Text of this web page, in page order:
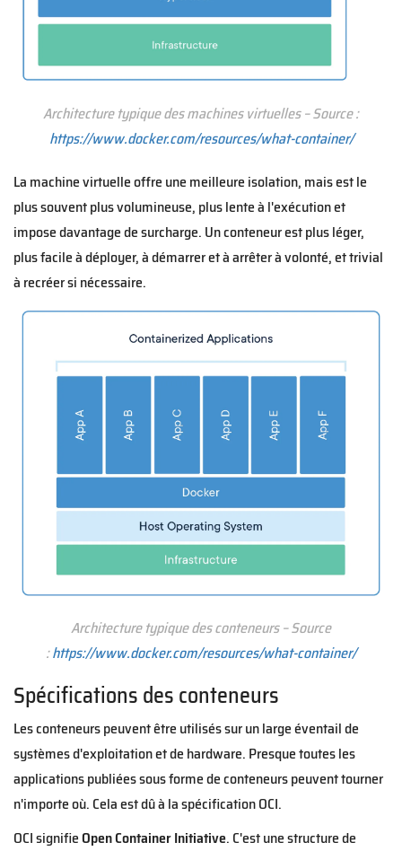
Architecture typique des machines virtuelles – Source :
https://www.docker.com/resources/what-container/
La machine virtuelle offre une meilleure isolation, mais est le
plus souvent plus volumineuse, plus lente à l'exécution et
impose davantage de surcharge. Un conteneur est plus léger,
plus facile à déployer, à démarrer et à arrêter à volonté, et trivial
à recréer si nécessaire.
Architecture typique des conteneurs – Source
:https://www.docker.com/resources/what-container/
Spécifications des conteneurs
Les conteneurs peuvent être utilisés sur un large éventail de
systèmes d'exploitation et de hardware. Presque toutes les
applications publiées sous forme de conteneurs peuvent tourner
n'importe où. Cela est dû à la spécification OCI.
OCI signifieOpen Container Initiative. C'est une structure de